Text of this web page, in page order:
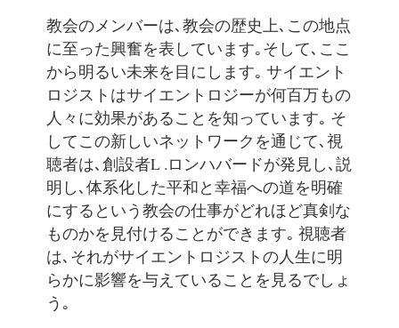
教会のメンバーは､教会の歴史上､この地点
に至った興奮を表しています｡そして､ここ
から明るい未来を目にします｡ サイエント
ロジストはサイエントロジーが何百万もの
人々に効果があることを知っています｡ そ
してこの新しいネットワークを通じて､視
聴者は､創設者L .ロンハバードが発見し､説
明し､体系化した平和と幸福への道を明確
にするという教会の仕事がどれほど真剣な
ものかを見付けることができます｡ 視聴者
は､それがサイエントロジストの人生に明
らかに影響を与えていることを見るでしょ
う｡